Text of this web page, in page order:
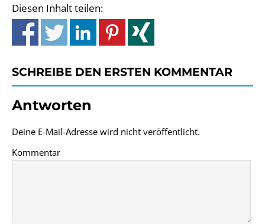
Diesen Inhalt teilen:
SCHREIBE DEN ERSTEN KOMMENTAR
Antworten
Deine E-Mail-Adresse wird nicht veröffentlicht.
Kommentar